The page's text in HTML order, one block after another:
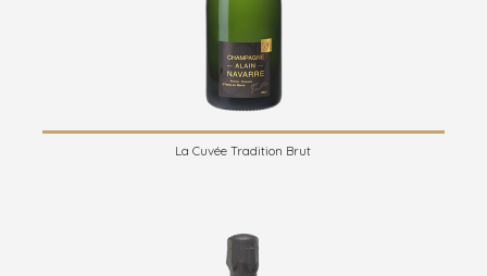
La Cuvée Tradition Brut